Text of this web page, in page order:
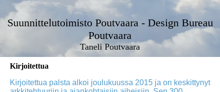
Suunnittelutoimisto Poutvaara - Design Bureau
Poutvaara
Taneli Poutvaara
Kirjoitettua
Kirjoitettua palsta alkoi joulukuussa 2015 ja on keskittynyt